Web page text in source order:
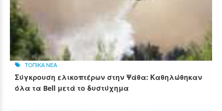
ΤΟΠΙΚΑ ΝΕΑ
Σύγκρουση ελικοπτέρων στην Ψάθα: Καθηλώθηκαν
όλα τα Bell μετά το δυστύχημα